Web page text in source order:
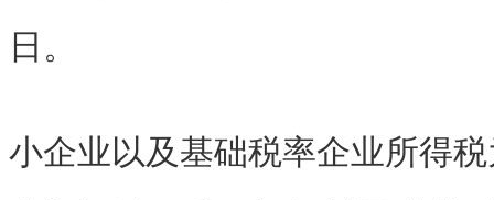
日。
小企业以及基础税率企业所得